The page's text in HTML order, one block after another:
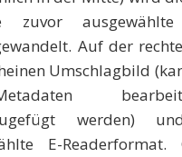
zuvor
Auf der
Umschlagbild
werden)
E-Readerformat.